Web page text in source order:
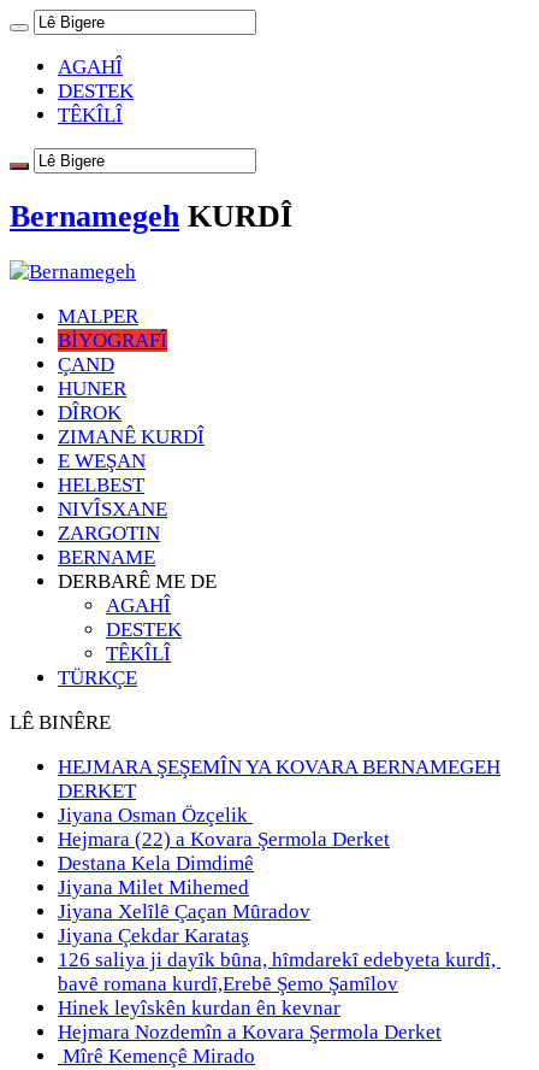
AGAHÎ
DESTEK
TÊKÎLÎ
Bernamegeh KURDÎ
MALPER
BİYOGRAFÎ
ÇAND
HUNER
DÎROK
ZIMANÊ KURDÎ
E WEŞAN
HELBEST
NIVÎSXANE
ZARGOTIN
BERNAME
DERBARÊ ME DE
AGAHÎ
DESTEK
TÊKÎLÎ
TÜRKÇE
LÊ BINÊRE
HEJMARA ŞEŞEMÎN YA KOVARA BERNAMEGEH
DERKET
Jiyana Osman Özçelik
Hejmara (22) a Kovara Şermola Derket
Destana Kela Dimdimê
Jiyana Milet Mihemed
Jiyana Xelȋlȇ Çaçan Mȗradov
Jiyana Çekdar Karataş
126 saliya ji dayȋk bȗna, hȋmdarekȋ edebyeta kurdȋ,
bavȇ romana kurdȋ,Erebȇ Şemo Şamȋlov
Hinek leyîskên kurdan ên kevnar
Hejmara Nozdemîn a Kovara Şermola Derket
Mîrê Kemençê Mirado